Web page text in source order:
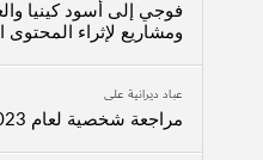
فوجي إلى أسود كينيا
ومشاريع لإثراء المحتوى
عباد ديرانيةعلى
مراجعة شخصية لعام 2023 وأهداف العام الجديد